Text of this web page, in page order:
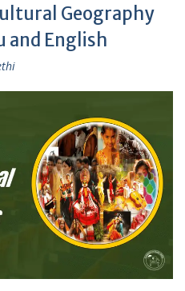
Geography
and English